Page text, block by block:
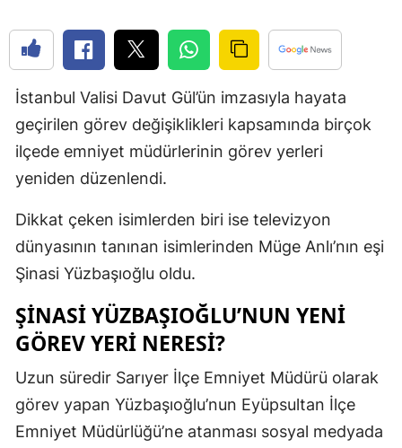
Diyarbakır
Edirne
Erzurum
Gaziantep
Gümüşhane
Hakkari
İstanbul Valisi Davut Gül’ün imzasıyla hayata
geçirilen görev değişiklikleri kapsamında birçok
ilçede emniyet müdürlerinin görev yerleri
yeniden düzenlendi.
Dikkat çeken isimlerden biri ise televizyon
dünyasının tanınan isimlerinden Müge Anlı’nın eşi
Şinasi Yüzbaşıoğlu oldu.
ŞINASI YÜZBAŞIOĞLU’NUN YENI
GÖREV YERI NERESI?
Uzun süredir Sarıyer İlçe Emniyet Müdürü olarak
görev yapan Yüzbaşıoğlu’nun Eyüpsultan İlçe
Emniyet Müdürlüğü’ne atanması sosyal medyada